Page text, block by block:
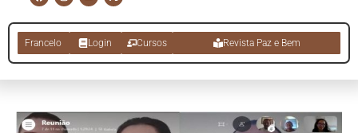
Francelo Login Cursos Revista Paz e Bem